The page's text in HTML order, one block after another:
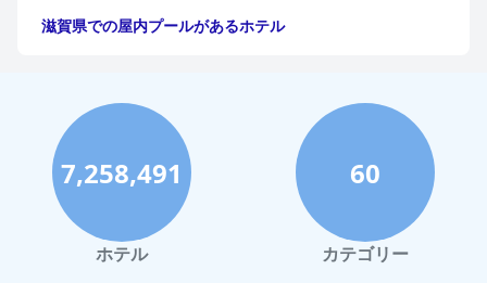
滋賀県での屋内プールがあるホテル
大阪市での屋内プールがあるホテル
千葉市での屋内プールがあるホテル
大分市での屋内プールがあるホテル
栃木県での屋内プールがあるホテル
千葉県での屋内プールがあるホテル
7,258,491
ホテル
60
カテゴリー